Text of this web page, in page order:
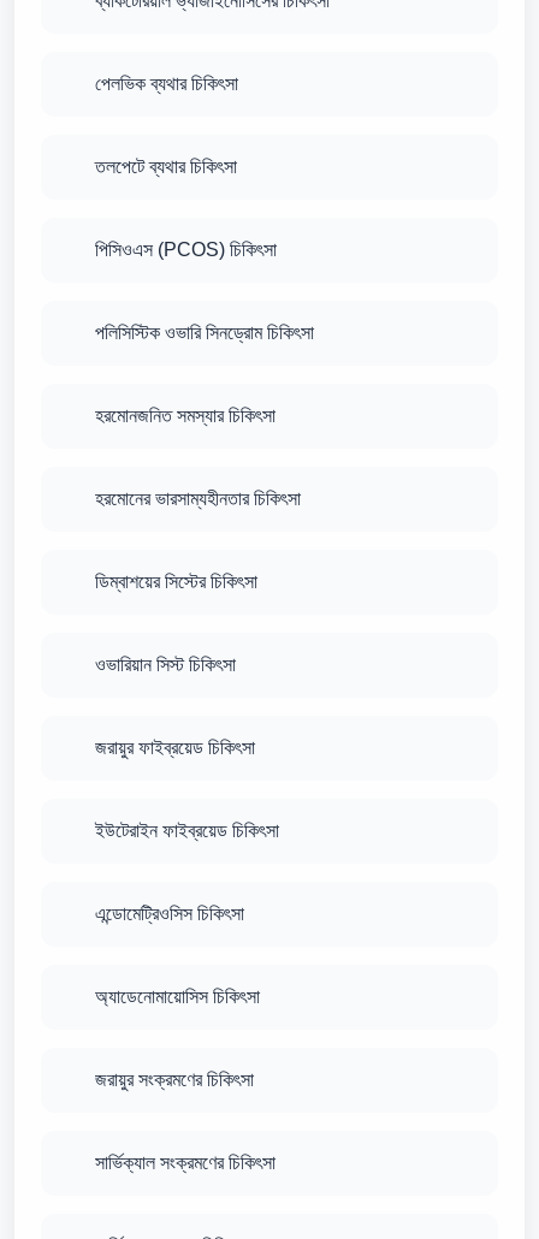
পেলভিক ব্যথার চিকিৎসা
তলপেটে ব্যথার চিকিৎসা
পিসিওএস (PCOS) চিকিৎসা
পলিসিস্টিক ওভারি সিনড্রোম চিকিৎসা
হরমোনজনিত সমস্যার চিকিৎসা
হরমোনের ভারসাম্যহীনতার চিকিৎসা
ডিম্বাশয়ের সিস্টের চিকিৎসা
ওভারিয়ান সিস্ট চিকিৎসা
জরায়ুর ফাইব্রয়েড চিকিৎসা
ইউটেরাইন ফাইব্রয়েড চিকিৎসা
এন্ডোমেট্রিওসিস চিকিৎসা
অ্যাডেনোমায়োসিস চিকিৎসা
জরায়ুর সংক্রমণের চিকিৎসা
সার্ভিক্যাল সংক্রমণের চিকিৎসা